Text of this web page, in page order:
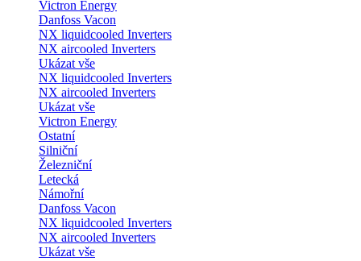
Victron Energy
Danfoss Vacon
NX liquidcooled Inverters
NX aircooled Inverters
Ukázat vše
NX liquidcooled Inverters
NX aircooled Inverters
Ukázat vše
Victron Energy
Ostatní
Silniční
Železniční
Letecká
Námořní
Danfoss Vacon
NX liquidcooled Inverters
NX aircooled Inverters
Ukázat vše